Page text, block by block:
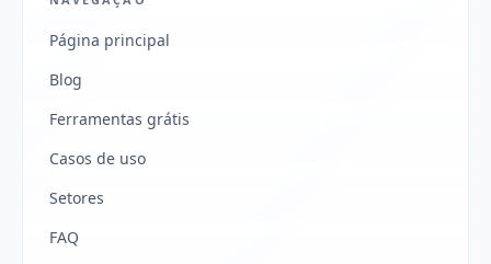
Página principal
Blog
Ferramentas grátis
Casos de uso
Setores
FAQ